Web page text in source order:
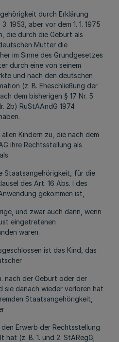
durch Erklärung
1953, aber vor dem 1. 1. 1975
die durch die Geburt als
Mutter die
im Sinne des Grundgesetzes
durch eine von seinem
und nach den deutschen
(z. B. Eheschließung der
dem bisherigen § 17 Nr. 5
2b) RuStAAndG 1974
Kindern zu, die nach dem
ihre Rechtsstellung als
Staatsangehörigkeit, für die
des Art. 16 Abs. l des
gekommen ist,
und zwar auch dann, wenn
eingetretenen
waren.
ist das Kind, das
nach der Geburt oder der
sie danach wieder verloren hat
Staatsangehörigkeit,
Erwerb der Rechtsstellung
(z. B. 1. und 2. StARegG;